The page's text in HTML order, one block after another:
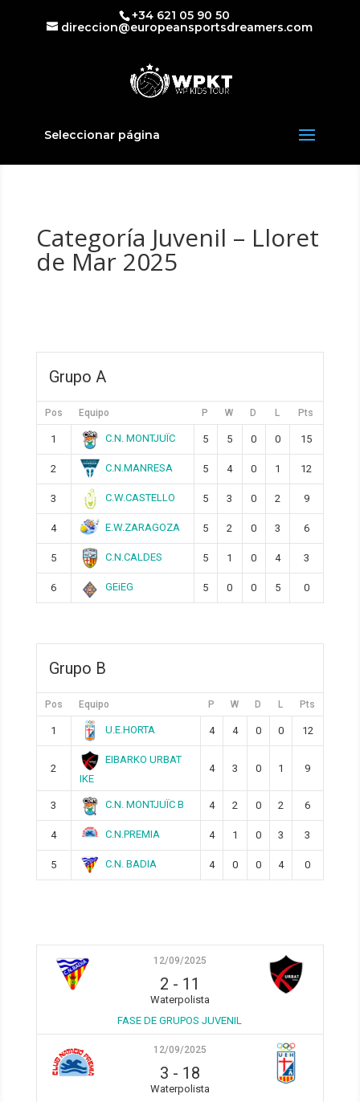
+34 621 05 90 50
direccion@europeansportsdreamers.com
Seleccionar página
Categoría Juvenil – Lloret
de Mar 2025
Grupo A
Pos Equipo P W D L Pts
1 C.N. MONTJUÏC 5 5 0 0 15
2 C.N.MANRESA 5 4 0 1 12
3 C.W.CASTELLO 5 3 0 2 9
4 E.W.ZARAGOZA 5 2 0 3 6
5 C.N.CALDES 5 1 0 4 3
6 GEiEG 5 0 0 5 0
Grupo B
Pos Equipo P W D L Pts
1 U.E.HORTA 4 4 0 0 12
2
EIBARKO URBAT
IKE
4 3 0 1 9
3 C.N. MONTJUÏC B 4 2 0 2 6
4 C.N.PREMIA 4 1 0 3 3
5 C.N. BADIA 4 0 0 4 0
12/09/2025
2 - 11
Waterpolista
FASE DE GRUPOS JUVENIL
12/09/2025
3 - 18
Waterpolista